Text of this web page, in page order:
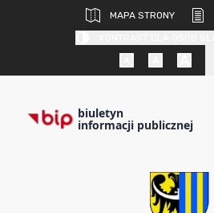
MAPA STRONY
biuletyn
informacji publicznej